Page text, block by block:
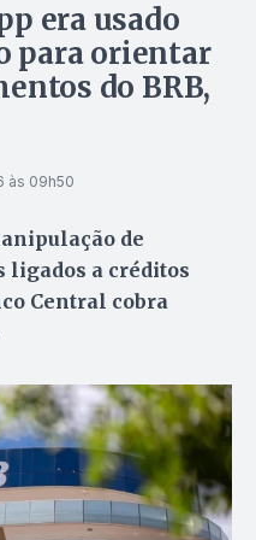
era usado
para orientar
do BRB,
às 09h50
de
a créditos
Central cobra